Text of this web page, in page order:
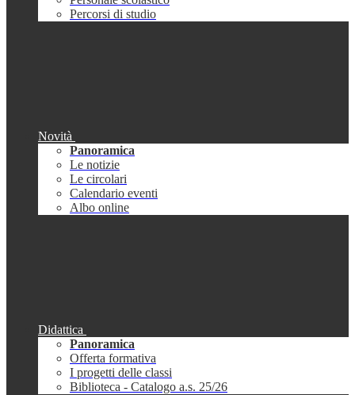
Percorsi di studio
Novità
Panoramica
Le notizie
Le circolari
Calendario eventi
Albo online
Didattica
Panoramica
Offerta formativa
I progetti delle classi
Biblioteca - Catalogo a.s. 25/26